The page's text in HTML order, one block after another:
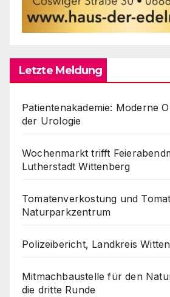
Letzte Meldung
Patientenakademie: Moderne
der Urologie
Wochenmarkt trifft
Lutherstadt Wittenberg
Tomatenverkostung und
Naturparkzentrum
Polizeibericht, Landkreis
Mitmachbaustelle für den
die dritte Runde